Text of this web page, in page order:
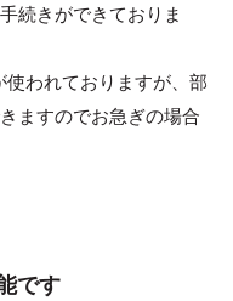
続きができておりま
われておりますが、部
ますのでお急ぎの場合
です